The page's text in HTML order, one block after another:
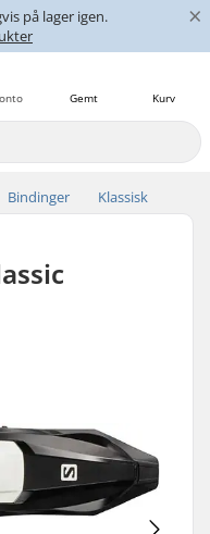
på lager igen.
×
Kurv
Gemt
Bindinger Klassisk